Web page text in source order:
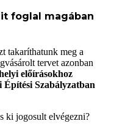
foglal magában
takaríthatunk meg a
tervet azonban
előírásokhoz
Építési Szabályzatban
ki jogosult elvégezni?